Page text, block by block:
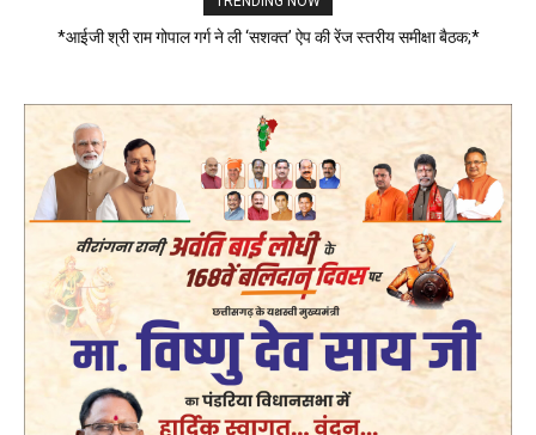
*आईजी श्री राम गोपाल गर्ग ने ली ‘सशक्त’ ऐप की रेंज स्तरीय समीक्षा बैठक;*